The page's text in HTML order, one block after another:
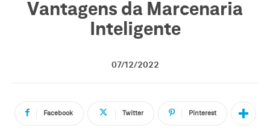
Vantagens da Marcenaria
Inteligente
07/12/2022
Facebook Twitter Pinterest